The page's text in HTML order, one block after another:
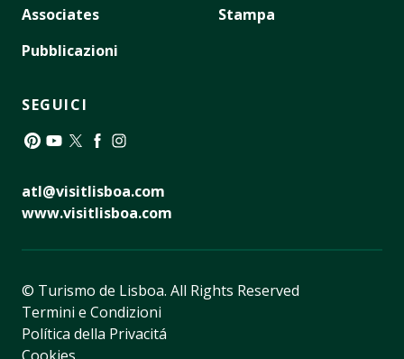
Associates
Pubblicazioni
Stampa
SEGUICI
atl@visitlisboa.com
www.visitlisboa.com
© Turismo de Lisboa. All Rights Reserved
Termini e Condizioni
Política della Privacitá